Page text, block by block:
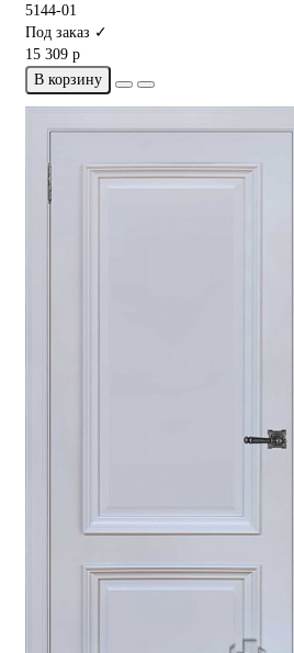
5144-01
Под заказ ✓
15 309 р
В корзину